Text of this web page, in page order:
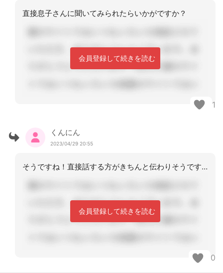
直接息子さんに聞いてみられたらいかがですか？
会員登録して続きを読む
1
くんにん
2023/04/29 20:55
そうですね！直接話する方がきちんと伝わりそうですね。
会員登録して続きを読む
0